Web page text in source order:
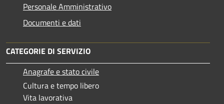
Personale Amministrativo
Documenti e dati
CATEGORIE DI SERVIZIO
Anagrafe e stato civile
Cultura e tempo libero
Vita lavorativa